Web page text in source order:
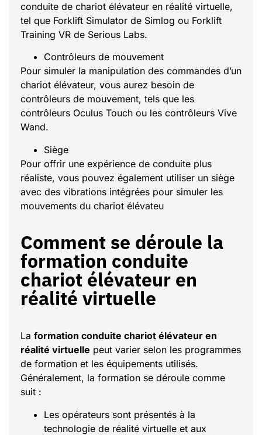
conduite de chariot élévateur en réalité virtuelle,
tel que Forklift Simulator de Simlog ou Forklift
Training VR de Serious Labs.
Contrôleurs de mouvement
Pour simuler la manipulation des commandes d’un
chariot élévateur, vous aurez besoin de
contrôleurs de mouvement, tels que les
contrôleurs Oculus Touch ou les contrôleurs Vive
Wand.
Siège
Pour offrir une expérience de conduite plus
réaliste, vous pouvez également utiliser un siège
avec des vibrations intégrées pour simuler les
mouvements du chariot élévateu
Comment se déroule la
formation conduite
chariot élévateur en
réalité virtuelle
La formation conduite chariot élévateur en
réalité virtuelle peut varier selon les programmes
de formation et les équipements utilisés.
Généralement, la formation se déroule comme
suit :
Les opérateurs sont présentés à la
technologie de réalité virtuelle et aux